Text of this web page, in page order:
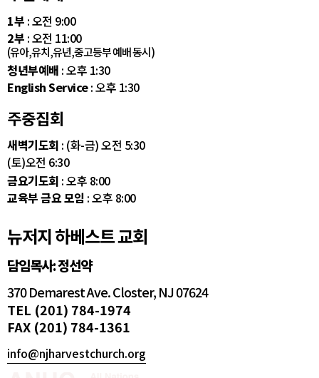
1부 : 오전 9:00
2부 : 오전 11:00
(유아,유치,유년,중고등부 예배 동시)
청년부예배 : 오후 1:30
English Service: 오후 1:30
주중집회
새벽기도회 : (화-금) 오전 5:30
(토)오전 6:30
금요기도회 : 오후 8:00
교육부 금요 모임 : 오후 8:00
뉴저지 하베스트 교회
담임목사: 정선약
370 Demarest Ave. Closter, NJ 07624
TEL (201) 784-1974
FAX (201) 784-1361
info@njharvestchurch.org